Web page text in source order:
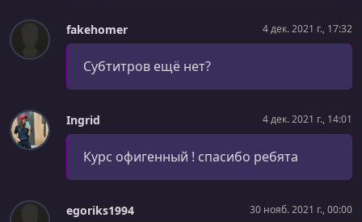
УРОК 104.
Project Setup [Day 15]
Creating the Landing Page Structure [Day 15]
УРОК 106. 00:08:22
Adding the Page Logo [Day 15]
fakehomer 4 дек. 2021 г., 17:32
Субтитров ещё нет?
Ingrid 4 дек. 2021 г., 14:01
Курс офигенный ! спасибо ребята
egoriks1994 30 нояб. 2021 г., 00:00